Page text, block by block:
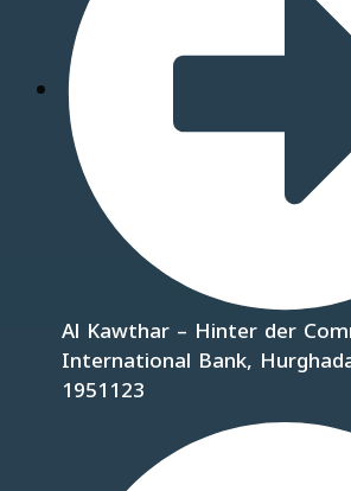
Al Kawthar – Hinter der
International Bank,
1951123